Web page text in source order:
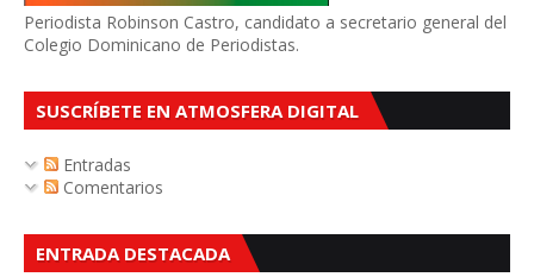
Periodista Robinson Castro, candidato a secretario general del
Colegio Dominicano de Periodistas.
SUSCRÍBETE EN ATMOSFERA DIGITAL
Entradas
Comentarios
ENTRADA DESTACADA